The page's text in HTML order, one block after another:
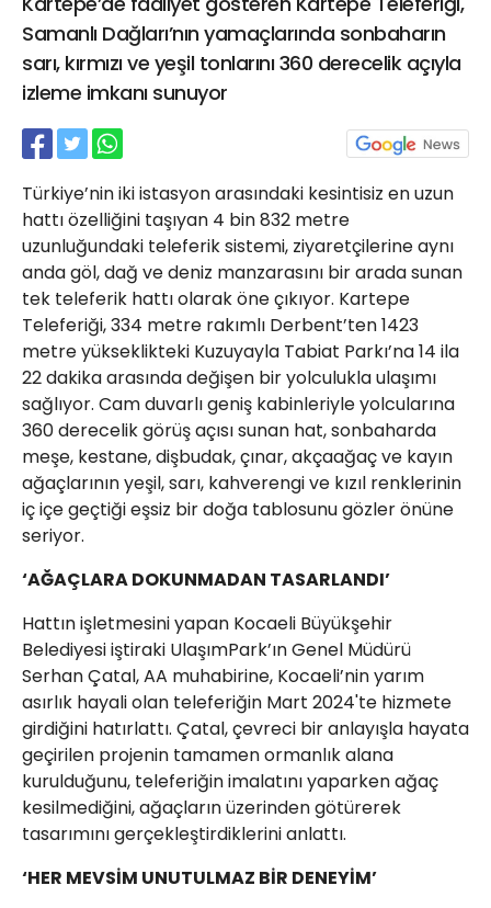
Samanlı Dağları’nın yamaçlarında sonbaharın
sarı, kırmızı ve yeşil tonlarını 360 derecelik açıyla
izleme imkanı sunuyor
Türkiye’nin iki istasyon arasındaki kesintisiz en uzun
hattı özelliğini taşıyan 4 bin 832 metre
uzunluğundaki teleferik sistemi, ziyaretçilerine aynı
anda göl, dağ ve deniz manzarasını bir arada sunan
tek teleferik hattı olarak öne çıkıyor. Kartepe
Teleferiği, 334 metre rakımlı Derbent’ten 1423
metre yükseklikteki Kuzuyayla Tabiat Parkı’na 14 ila
22 dakika arasında değişen bir yolculukla ulaşımı
sağlıyor. Cam duvarlı geniş kabinleriyle yolcularına
360 derecelik görüş açısı sunan hat, sonbaharda
meşe, kestane, dişbudak, çınar, akçaağaç ve kayın
ağaçlarının yeşil, sarı, kahverengi ve kızıl renklerinin
iç içe geçtiği eşsiz bir doğa tablosunu gözler önüne
seriyor.
‘AĞAÇLARA DOKUNMADAN TASARLANDI’
Hattın işletmesini yapan Kocaeli Büyükşehir
Belediyesi iştiraki UlaşımPark’ın Genel Müdürü
Serhan Çatal, AA muhabirine, Kocaeli’nin yarım
asırlık hayali olan teleferiğin Mart 2024'te hizmete
girdiğini hatırlattı. Çatal, çevreci bir anlayışla hayata
geçirilen projenin tamamen ormanlık alana
kurulduğunu, teleferiğin imalatını yaparken ağaç
kesilmediğini, ağaçların üzerinden götürerek
tasarımını gerçekleştirdiklerini anlattı.
‘HER MEVSİM UNUTULMAZ BİR DENEYİM’
21 Gölcük
02624132333
haber@golcukpostasi.com